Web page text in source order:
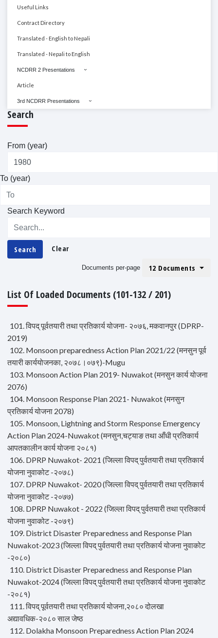
Useful Links
Contract Directory
Translated - English to Nepali
Translated - Nepali to English
NCDRR 2 Presentations
Article
3rd NCDRR Presentations
Search
From (year)
To (year)
Search Keyword
Search Clear
Documents per-page 12 Documents
List Of Loaded Documents (101-132 / 201)
101. विपद् पूर्वतयारी तथा प्रतिकार्य योजना- २०७६, मकवानपुर (DPRP-
2019)
102. Monsoon preparedness Action Plan 2021/22 (मनसुन पूर्व
तयारी कार्ययोजनका, २०७८।०७९)-Mugu
103. Monsoon Action Plan 2019- Nuwakot (मनसुन कार्य योजना
2076)
104. Monsoon Response Plan 2021- Nuwakot (मनसुन
प्रतिकार्य योजना 2078)
105. Monsoon, Lightning and Storm Response Emergency
Action Plan 2024-Nuwakot (मनसुन,चट्‍याङ तथा आँधी प्रतिकार्य
आपतकालीन कार्य योजना २०८१)
106. DPRP Nuwakot- 2021 (जिल्ला विपद् पुर्वतयारी तथा प्रतिकार्य
योजना नुवाकोट -२०७८)
107. DPRP Nuwakot- 2020 (जिल्ला विपद् पुर्वतयारी तथा प्रतिकार्य
योजना नुवाकोट -२०७७)
108. DPRP Nuwakot - 2022 (जिल्ला विपद् पुर्वतयारी तथा प्रतिकार्य
योजना नुवाकोट -२०७९)
109. District Disaster Preparedness and Response Plan
Nuwakot-2023 (जिल्ला विपद् पुर्वतयारी तथा प्रतिकार्य योजना नुवाकोट
-२०८०)
110. District Disaster Preparedness and Response Plan
Nuwakot-2024 (जिल्ला विपद् पुर्वतयारी तथा प्रतिकार्य योजना नुवाकोट
-२०८१)
111. विपद् पूर्वतयारी तथा प्रतिकार्य योजना,२०८० दोलखा
अद्यावधिक-२०८० साल जेष्ठ
112. Dolakha Monsoon Preparedness Action Plan 2024